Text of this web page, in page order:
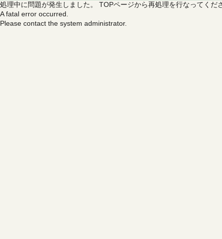
処理中に問題が発生しました。 TOPページから再処理を行なってくだ
A fatal error occurred.
Please contact the system administrator.